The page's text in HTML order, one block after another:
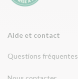
Aide et contact
Questions fréquentes